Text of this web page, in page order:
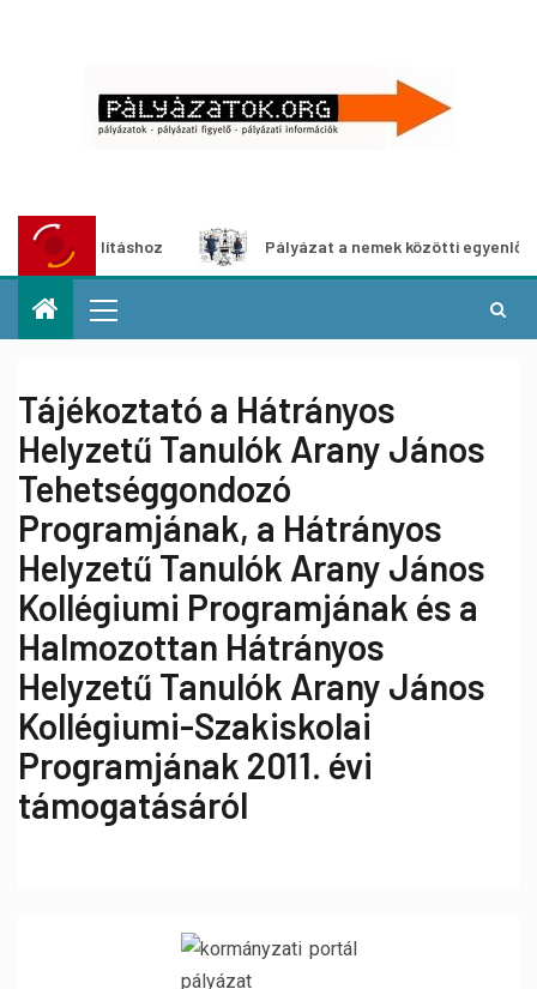
Pályázat a nemek közötti egyenlőség
Tájékoztató a Hátrányos
Helyzetű Tanulók Arany János
Tehetséggondozó
Programjának, a Hátrányos
Helyzetű Tanulók Arany János
Kollégiumi Programjának és a
Halmozottan Hátrányos
Helyzetű Tanulók Arany János
Kollégiumi-Szakiskolai
Programjának 2011. évi
támogatásáról